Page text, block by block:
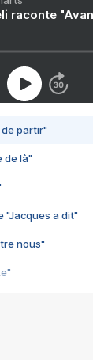
raconte
de partir"
de là"
"Jacques a dit"
nous"